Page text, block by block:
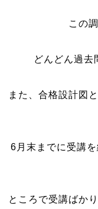
この
どんどん過去
また、合格設計図
6月末までに受講
ところで受講ばか